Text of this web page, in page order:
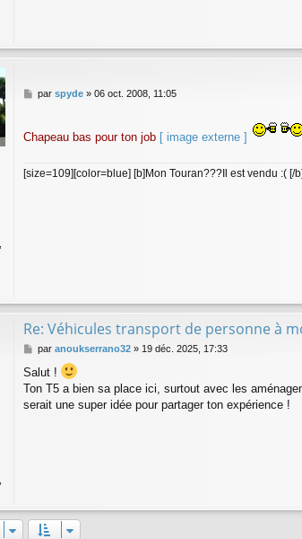
M
s
e
par spyde» 06 oct. 2008, 11:05
Chapeau bas pour ton job [ image externe ]
[size=109][color=blue] [b]Mon Touran???Il est vendu :( [/
Re: Véhicules transport de personne à
M
s
s
a
par anoukserrano32» 19 déc. 2025, 17:33
Salut !
Ton T5 a bien sa place ici, surtout avec les
serait une super idée pour partager ton expérience !